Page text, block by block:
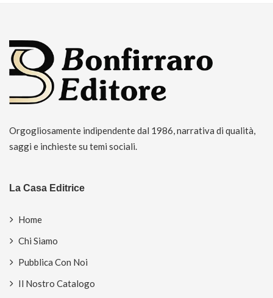
Orgogliosamente indipendente dal 1986, narrativa di qualità,
saggi e inchieste su temi sociali.
La Casa Editrice
Home
Chi Siamo
Pubblica Con Noi
Il Nostro Catalogo